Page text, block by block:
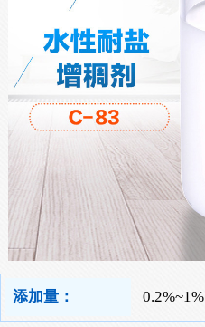
添加量： 0.2%~1%